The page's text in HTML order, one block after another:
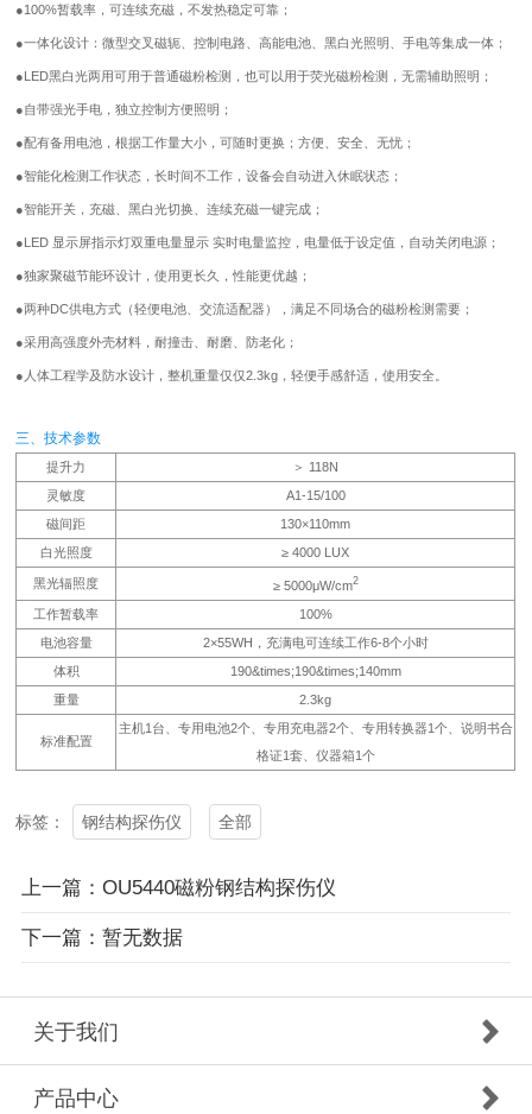
●100%暂载率，可连续充磁，不发热稳定可靠；
●一体化设计：微型交叉磁轭、控制电路、高能电池、黑白光照明、手电等集成一体；
●LED黑白光两用可用于普通磁粉检测，也可以用于荧光磁粉检测，无需辅助照明；
●自带强光手电，独立控制方便照明；
●配有备用电池，根据工作量大小，可随时更换；方便、安全、无忧；
●智能化检测工作状态，长时间不工作，设备会自动进入休眠状态；
●智能开关，充磁、黑白光切换、连续充磁一键完成；
●LED 显示屏指示灯双重电量显示 实时电量监控，电量低于设定值，自动关闭电源；
●独家聚磁节能环设计，使用更长久，性能更优越；
●两种DC供电方式（轻便电池、交流适配器），满足不同场合的磁粉检测需要；
●采用高强度外壳材料，耐撞击、耐磨、防老化；
● 人体工程学及防水设计，整机重量仅仅2.3kg，轻便手感舒适，使用安全。
三、技术参数
提升力
＞ 118N
灵敏度
A1-15/100
磁间距
130×110mm
白光照度
≥ 4000 LUX
黑光辐照度 ≥ 5000μW/cm2
工作暂载率
100%
电池容量
2×55WH，充满电可连续工作6-8个小时
体积
190&times;190&times;140mm
重量
2.3kg
标准配置
主机1台、专用电池2个、专用充电器2个、专用转换器1个、说明书合
格证1套、仪器箱1个
标签： 钢结构探伤仪 全部
上一篇：OU5440磁粉钢结构探伤仪
下一篇：暂无数据
关于我们
产品中心